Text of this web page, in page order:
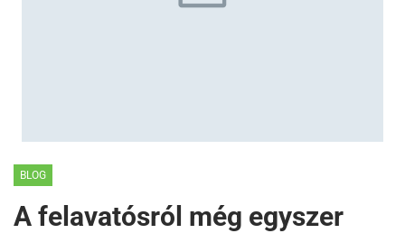
BLOG
A felavatósról még egyszer